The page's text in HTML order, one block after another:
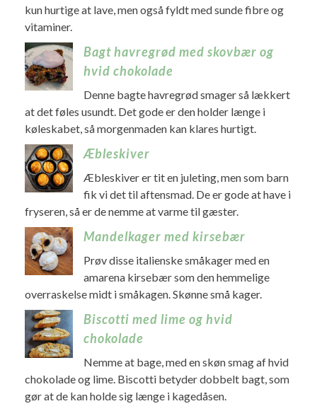
kun hurtige at lave, men også fyldt med sunde fibre og
vitaminer.
Bagt havregrød med skovbær og
hvid chokolade
Denne bagte havregrød smager så lækkert
at det føles usundt. Det gode er den holder længe i
køleskabet, så morgenmaden kan klares hurtigt.
Æbleskiver
Æbleskiver er tit en juleting, men som barn
fik vi det til aftensmad. De er gode at have i
fryseren, så er de nemme at varme til gæster.
Mandelkager med kirsebær
Prøv disse italienske småkager med en
amarena kirsebær som den hemmelige
overraskelse midt i småkagen. Skønne små kager.
Biscotti med lime og hvid
chokolade
Nemme at bage, med en skøn smag af hvid
chokolade og lime. Biscotti betyder dobbelt bagt, som
gør at de kan holde sig længe i kagedåsen.